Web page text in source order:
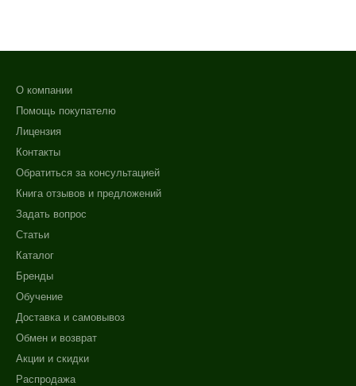
О компании
Помощь покупателю
Лицензия
Контакты
Обратиться за консультацией
Книга отзывов и предложений
Задать вопрос
Статьи
Каталог
Бренды
Обучение
Доставка и самовывоз
Обмен и возврат
Акции и скидки
Распродажа